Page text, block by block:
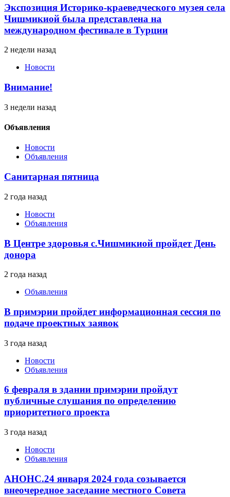
Экспозиция Историко-краеведческого музея села
Чишмикиой была представлена на
международном фестивале в Турции
2 недели назад
Новости
Внимание!
3 недели назад
Объявления
Новости
Объявления
Санитарная пятница
2 года назад
Новости
Объявления
В Центре здоровья с.Чишмикиой пройдет День
донора
2 года назад
Объявления
В примэрии пройдет информационная сессия по
подаче проектных заявок
3 года назад
Новости
Объявления
6 февраля в здании примэрии пройдут
публичные слушания по определению
приоритетного проекта
3 года назад
Новости
Объявления
АНОНС.24 января 2024 года созывается
внеочередное заседание местного Совета